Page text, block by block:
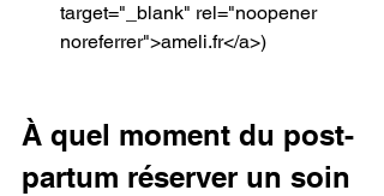
target="_blank" rel="noopener
noreferrer">ameli.fr</a>)
À quel moment du post-
partum réserver un soin